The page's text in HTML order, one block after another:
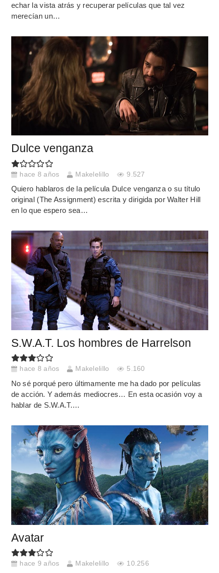
echar la vista atrás y recuperar películas que tal vez
merecían un…
Dulce venganza
hace 8 años Makelelillo 9.527
Quiero hablaros de la película Dulce venganza o su título
original (The Assignment) escrita y dirigida por Walter Hill
en lo que espero sea…
S.W.A.T. Los hombres de Harrelson
hace 8 años Makelelillo 5.160
No sé porqué pero últimamente me ha dado por películas
de acción. Y además mediocres… En esta ocasión voy a
hablar de S.W.A.T.…
Avatar
hace 9 años Makelelillo 10.256